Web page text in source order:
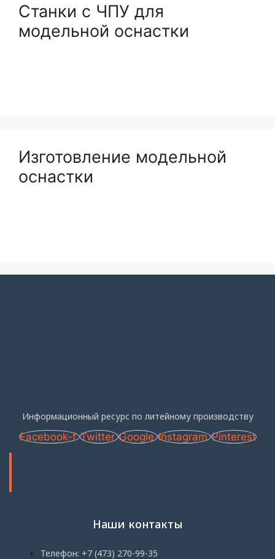
Станки с ЧПУ для
модельной оснастки
Изготовление модельной
оснастки
Информационный ресурс по литейному производству
Facebook-f Twitter Google Instagram Pinterest
Наши контакты
Телефон: +7 (473) 270-99-35